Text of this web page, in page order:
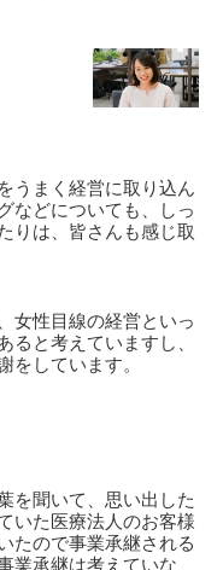
うまく経営に取り込ん
などについても、しっ
りは、皆さんも感じ取
女性目線の経営といっ
ると考えていますし、
をしています。
を聞いて、思い出した
いた医療法人のお客様
たので事業承継される
業承継は考えていな